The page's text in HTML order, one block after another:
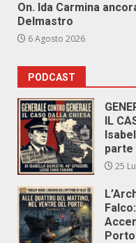
On. Ida Carmina
Delmastro
6 Agosto 2026
PODCAST
IL
parte
25